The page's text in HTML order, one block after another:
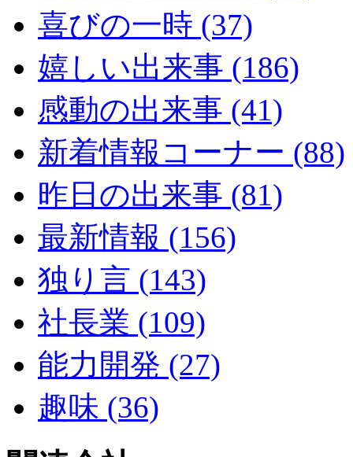
喜びの一時 (37)
嬉しい出来事 (186)
感動の出来事 (41)
新着情報コーナー (88)
昨日の出来事 (81)
最新情報 (156)
独り言 (143)
社長業 (109)
能力開発 (27)
趣味 (36)